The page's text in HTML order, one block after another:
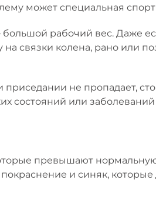
может специальная
рабочий вес. Даже
связки колена, рано или
не пропадает,
состояний или заболеваний
превышают
и синяк,